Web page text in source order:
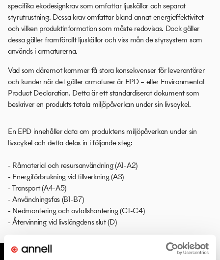
specifika ekodesignkrav som omfattar ljuskällor och separat
styrutrustning. Dessa krav omfattar bland annat energieffektivitet
och vilken produktinformation som måste redovisas. Dock gäller
dessa gäller framförallt ljuskällor och viss mån de styrsystem som
används i armaturerna.
Vad som däremot kommer få stora konsekvenser för leverantörer
och kunder när det gäller armaturer är EPD – eller Environmental
Product Declaration. Detta är ett standardiserat dokument som
beskriver en produkts totala miljöpåverkan under sin livscykel.
En EPD innehåller data om produktens miljöpåverkan under sin
livscykel och detta delas in i följande steg:
- Råmaterial och resursanvändning (A1-A2)
- Energiförbrukning vid tillverkning (A3)
- Transport (A4-A5)
- Användningsfas (B1-B7)
- Nedmontering och avfallshantering (C1-C4)
- Återvinning vid livslängdens slut (D)